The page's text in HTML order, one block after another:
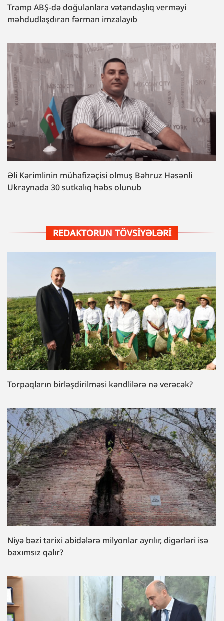
Tramp ABŞ-də doğulanlara vətəndaşlıq verməyi
məhdudlaşdıran fərman imzalayıb
Əli Kərimlinin mühafizəçisi olmuş Bəhruz Həsənli
Ukraynada 30 sutkalıq həbs olunub
REDAKTORUN TÖVSIYƏLƏRI
Torpaqların birləşdirilməsi kəndlilərə nə verəcək?
Niyə bəzi tarixi abidələrə milyonlar ayrılır, digərləri isə
baxımsız qalır?